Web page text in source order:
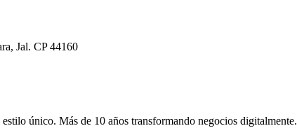
Jal. CP 44160
estilo único. Más de 10 años transformando negocios digitalmente.